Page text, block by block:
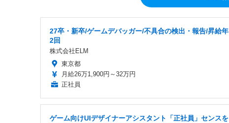
27卒・新卒/ゲームデバッガー/不具合の検出・報告/昇給年
2回
株式会社ELM
東京都
月給26万1,900円～32万円
正社員
ゲーム向けUIデザイナーアシスタント「正社員」センスを